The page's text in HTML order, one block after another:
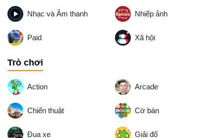
Nhạc và Âm thanh Nhiếp ảnh
Paid Xã hội
Trò chơi
Action Arcade
Chiến thuật Cờ bàn
Đua xe Giải đố